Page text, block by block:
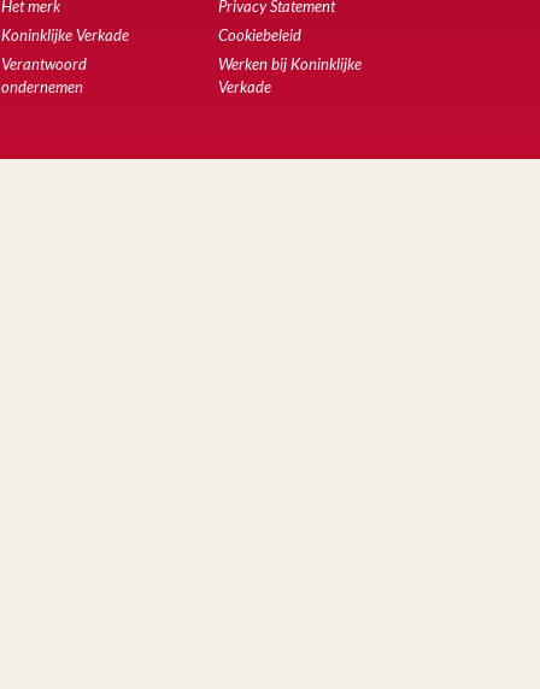
Het merk
Koninklijke Verkade
Verantwoord
ondernemen
Privacy Statement
Cookiebeleid
Werken bij Koninklijke
Verkade